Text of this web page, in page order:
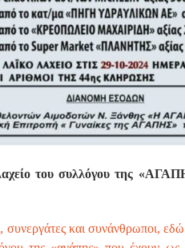
του συλλόγου της
και συνάνθρωποι,